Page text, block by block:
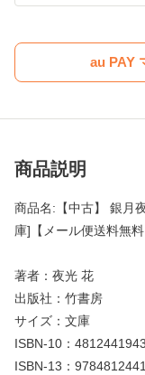
au PAY
商品説明
商品名:【中古】 銀月
庫]【メール便送料無料
著者：夜光 花
出版社：竹書房
サイズ：文庫
ISBN-10：4812441943
ISBN-13：